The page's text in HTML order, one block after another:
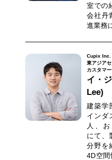
室での
会社丹
進業務
Cupix Inc.
東アジア
カスタマ
イ・
Lee)
建築学
インダ
人、
にて、
分野を
4D空